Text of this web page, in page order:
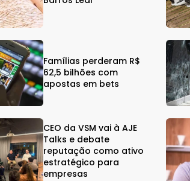
Famílias perderam R$
62,5 bilhões com
apostas em bets
CEO da VSM vai à AJE
Talks e debate
reputação como ativo
estratégico para
empresas